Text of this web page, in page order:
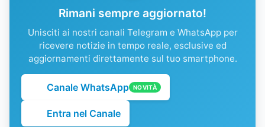
Rimani sempre aggiornato!
Unisciti ai nostri canali Telegram e WhatsApp per
ricevere notizie in tempo reale, esclusive ed
aggiornamenti direttamente sul tuo smartphone.
Canale WhatsApp NOVITÀ
Entra nel Canale